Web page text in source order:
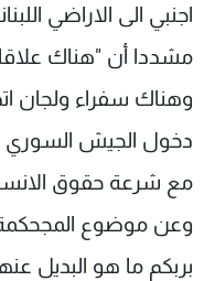
اجنبي الى الاراضي
مشددا أن "هناك
وهناك سفراء ولجان
دخول الجيش السوري
مع شرعة حقوق
وعن موضوع المجحكمة
بربكم ما هو البديل